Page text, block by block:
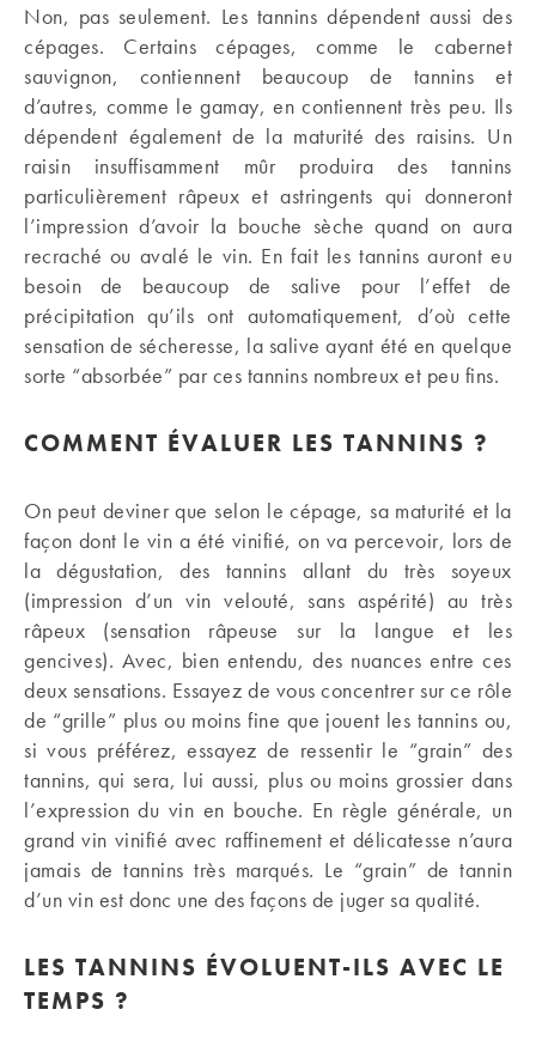
Non, pas seulement. Les tannins dépendent aussi des
cépages. Certains cépages, comme le cabernet
sauvignon, contiennent beaucoup de tannins et
d’autres, comme le gamay, en contiennent très peu. Ils
dépendent également de la maturité des raisins. Un
raisin insuffisamment mûr produira des tannins
particulièrement râpeux et astringents qui donneront
l’impression d’avoir la bouche sèche quand on aura
recraché ou avalé le vin. En fait les tannins auront eu
besoin de beaucoup de salive pour l’effet de
précipitation qu’ils ont automatiquement, d’où cette
sensation de sécheresse, la salive ayant été en quelque
sorte “absorbée” par ces tannins nombreux et peu fins.
COMMENT ÉVALUER LES TANNINS ?
On peut deviner que selon le cépage, sa maturité et la
façon dont le vin a été vinifié, on va percevoir, lors de
la dégustation, des tannins allant du très soyeux
(impression d’un vin velouté, sans aspérité) au très
râpeux (sensation râpeuse sur la langue et les
gencives). Avec, bien entendu, des nuances entre ces
deux sensations. Essayez de vous concentrer sur ce rôle
de “grille” plus ou moins fine que jouent les tannins ou,
si vous préférez, essayez de ressentir le “grain” des
tannins, qui sera, lui aussi, plus ou moins grossier dans
l’expression du vin en bouche. En règle générale, un
grand vin vinifié avec raffinement et délicatesse n’aura
jamais de tannins très marqués. Le “grain” de tannin
d’un vin est donc une des façons de juger sa qualité.
LES TANNINS ÉVOLUENT-ILS AVEC LE
TEMPS ?